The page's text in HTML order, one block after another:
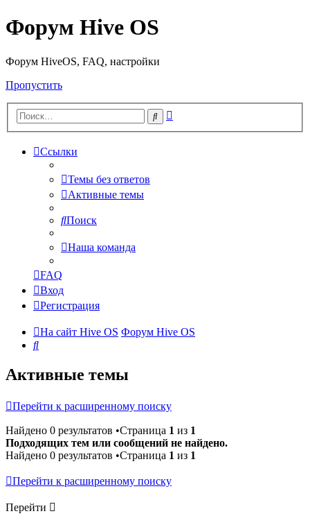
Форум Hive OS
Форум HiveOS, FAQ, настройки
Пропустить
Поиск
Ссылки
Темы без ответов
Активные темы
Поиск
Наша команда
FAQ
Вход
Регистрация
На сайт Hive OS Форум Hive OS
Поиск
Активные темы
Перейти к расширенному поиску
Найдено 0 результатов •Страница 1 из 1
Подходящих тем или сообщений не найдено.
Найдено 0 результатов •Страница 1 из 1
Перейти к расширенному поиску
Перейти